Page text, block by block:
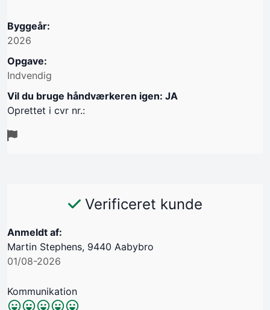
Byggeår:
2026
Opgave:
Indvendig
Vil du bruge håndværkeren igen: JA
Oprettet i cvr nr.:
Verificeret kunde
Anmeldt af:
Martin Stephens, 9440 Aabybro
01/08-2026
Kommunikation